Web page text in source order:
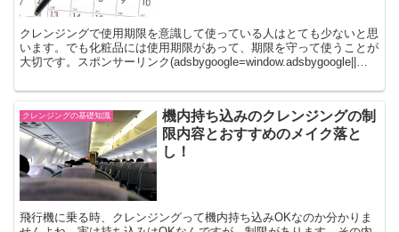
クレンジングで使用期限を意識して使っている人はとても少ないと思
います。でも化粧品には使用期限があって、期限を守って使うことが
大切です。スポンサーリンク(adsbygoogle=window.adsbygoogle||
クレンジングの基礎知識
機内持ち込みのクレンジングの制
限内容とおすすめのメイク落と
し！
飛行機に乗る時、クレンジングって機内持ち込みOKなのか分かりま